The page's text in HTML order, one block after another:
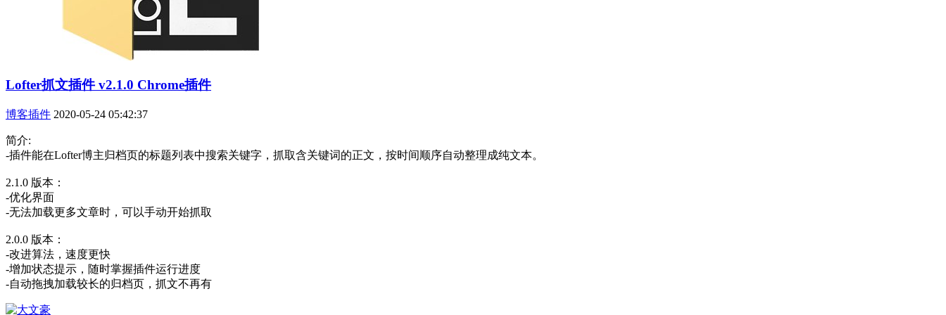
Lofter抓文插件 v2.1.0 Chrome插件
博客插件 2020-05-24 05:42:37
简介:
-插件能在Lofter博主归档页的标题列表中搜索关键字，抓取含关键词的正文，按时间顺序自动整理成纯文本。
2.1.0 版本：
-优化界面
-无法加载更多文章时，可以手动开始抓取
2.0.0 版本：
-改进算法，速度更快
-增加状态提示，随时掌握插件运行进度
-自动拖拽加载较长的归档页，抓文不再有